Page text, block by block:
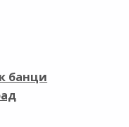
банци